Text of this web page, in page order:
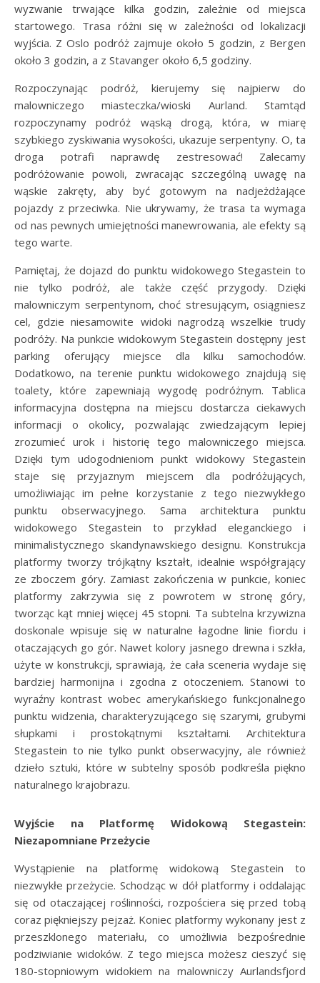
wyzwanie trwające kilka godzin, zależnie od miejsca
startowego. Trasa różni się w zależności od lokalizacji
wyjścia. Z Oslo podróż zajmuje około 5 godzin, z Bergen
około 3 godzin, a z Stavanger około 6,5 godziny.
Rozpoczynając podróż, kierujemy się najpierw do
malowniczego miasteczka/wioski Aurland. Stamtąd
rozpoczynamy podróż wąską drogą, która, w miarę
szybkiego zyskiwania wysokości, ukazuje serpentyny. O, ta
droga potrafi naprawdę zestresować! Zalecamy
podróżowanie powoli, zwracając szczególną uwagę na
wąskie zakręty, aby być gotowym na nadjeżdżające
pojazdy z przeciwka. Nie ukrywamy, że trasa ta wymaga
od nas pewnych umiejętności manewrowania, ale efekty są
tego warte.
Pamiętaj, że dojazd do punktu widokowego Stegastein to
nie tylko podróż, ale także część przygody. Dzięki
malowniczym serpentynom, choć stresującym, osiągniesz
cel, gdzie niesamowite widoki nagrodzą wszelkie trudy
podróży. Na punkcie widokowym Stegastein dostępny jest
parking oferujący miejsce dla kilku samochodów.
Dodatkowo, na terenie punktu widokowego znajdują się
toalety, które zapewniają wygodę podróżnym. Tablica
informacyjna dostępna na miejscu dostarcza ciekawych
informacji o okolicy, pozwalając zwiedzającym lepiej
zrozumieć urok i historię tego malowniczego miejsca.
Dzięki tym udogodnieniom punkt widokowy Stegastein
staje się przyjaznym miejscem dla podróżujących,
umożliwiając im pełne korzystanie z tego niezwykłego
punktu obserwacyjnego. Sama architektura punktu
widokowego Stegastein to przykład eleganckiego i
minimalistycznego skandynawskiego designu. Konstrukcja
platformy tworzy trójkątny kształt, idealnie współgrający
ze zboczem góry. Zamiast zakończenia w punkcie, koniec
platformy zakrzywia się z powrotem w stronę góry,
tworząc kąt mniej więcej 45 stopni. Ta subtelna krzywizna
doskonale wpisuje się w naturalne łagodne linie fiordu i
otaczających go gór. Nawet kolory jasnego drewna i szkła,
użyte w konstrukcji, sprawiają, że cała sceneria wydaje się
bardziej harmonijna i zgodna z otoczeniem. Stanowi to
wyraźny kontrast wobec amerykańskiego funkcjonalnego
punktu widzenia, charakteryzującego się szarymi, grubymi
słupkami i prostokątnymi kształtami. Architektura
Stegastein to nie tylko punkt obserwacyjny, ale również
dzieło sztuki, które w subtelny sposób podkreśla piękno
naturalnego krajobrazu.
Wyjście na Platformę Widokową Stegastein:
Niezapomniane Przeżycie
Wystąpienie na platformę widokową Stegastein to
niezwykłe przeżycie. Schodząc w dół platformy i oddalając
się od otaczającej roślinności, rozpościera się przed tobą
coraz piękniejszy pejzaż. Koniec platformy wykonany jest z
przeszklonego materiału, co umożliwia bezpośrednie
podziwianie widoków. Z tego miejsca możesz cieszyć się
180-stopniowym widokiem na malowniczy Aurlandsfjord